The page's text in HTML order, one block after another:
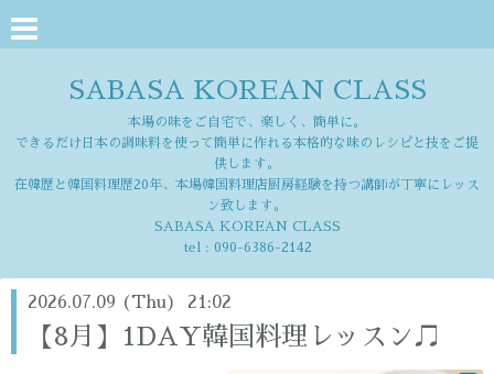
SABASA KOREAN CLASS
本場の味をご自宅で、楽しく、簡単に。
できるだけ日本の調味料を使って簡単に作れる本格的な味のレシピと技をご提
供します。
在韓歴と韓国料理歴20年、本場韓国料理店厨房経験を持つ講師が丁寧にレッス
ン致します。
SABASA KOREAN CLASS
tel : 090-6386-2142
2026.07.09 (Thu) 21:02
【8月】1DAY韓国料理レッスン♫